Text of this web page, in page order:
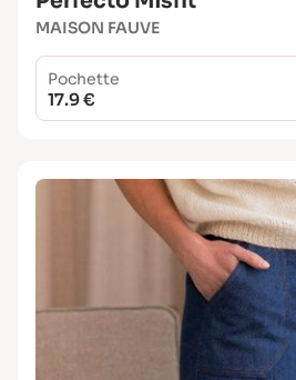
MAISON FAUVE
Pochette
17.9 €